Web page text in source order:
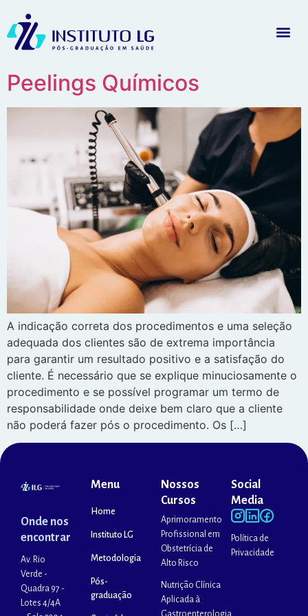
Peelings Químicos
A indicação correta dos procedimentos e uma seleção
adequada dos clientes são de extrema importância
para garantir um resultado positivo e a satisfação do
cliente. É necessário que se explique minuciosamente o
procedimento e se possível programar um termo de
responsabilidade onde deixe bem claro que a cliente
não poderá fazer pós o procedimento. Os […]
Onde nos
encontrar
Av. Rio
Verde -
Quadra 97 -
Lotes 4/4A
Menu
Home
Instituto LG
Metodologia
Pós-
graduação
Nossos
Cursos
Aprimoramento
Profissional em
Obstetrícia de
Alto Risco
Nutrição Clínica
Aplicada à
Gastroenterologia
Social
Media
Política de
Privacidade